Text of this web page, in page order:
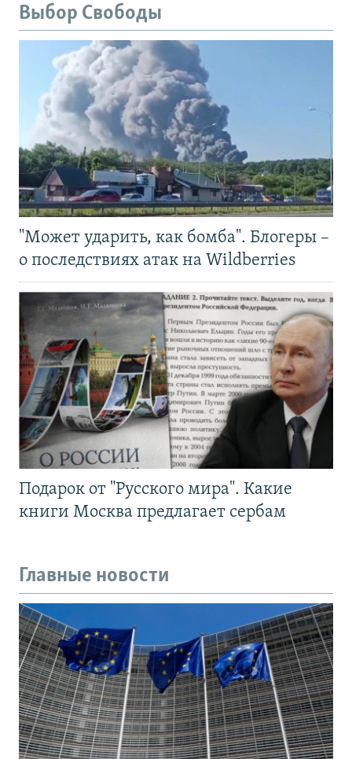
Выбор Свободы
"Может ударить, как бомба". Блогеры –
о последствиях атак на Wildberries
Подарок от "Русского мира". Какие
книги Москва предлагает сербам
Главные новости